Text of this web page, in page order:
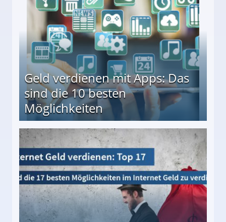
Geld verdienen mit Apps: Das
sind die 10 besten
Möglichkeiten
besten Möglichkeiten